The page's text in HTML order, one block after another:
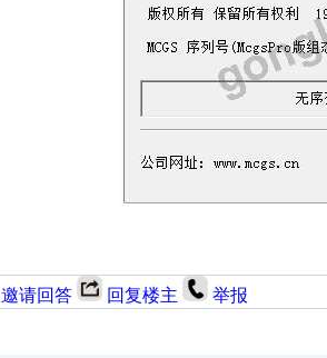
邀请回答 回复楼主 举报